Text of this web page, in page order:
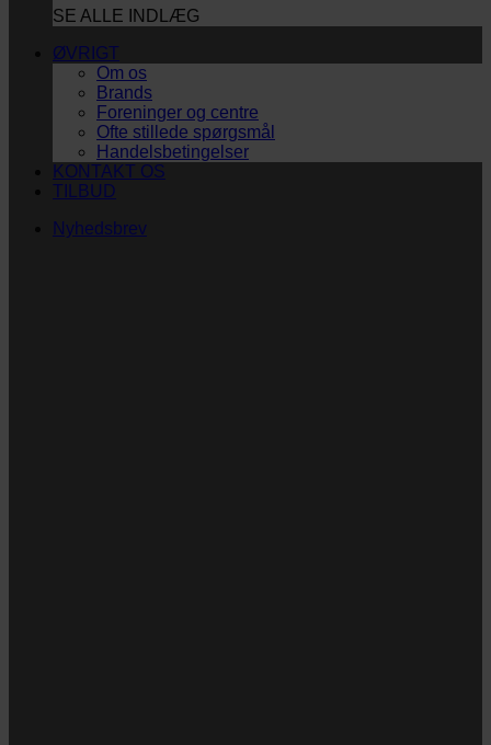
SE ALLE INDLÆG
ØVRIGT
Om os
Brands
Foreninger og centre
Ofte stillede spørgsmål
Handelsbetingelser
KONTAKT OS
TILBUD
Nyhedsbrev